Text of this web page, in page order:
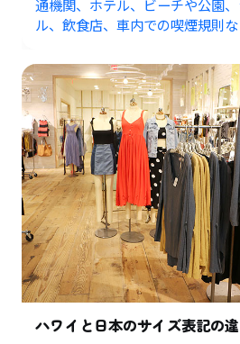
通機関、ホテル、ビーチや公園
ル、飲食店、車内での喫煙規則な
ハワイと日本のサイズ表記の